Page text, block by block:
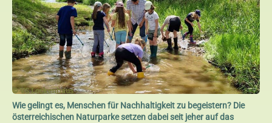
© VS Lockenhaus
Wie gelingt es, Menschen für Nachhaltigkeit zu begeistern? Die
österreichischen Naturparke setzen dabei seit jeher auf das